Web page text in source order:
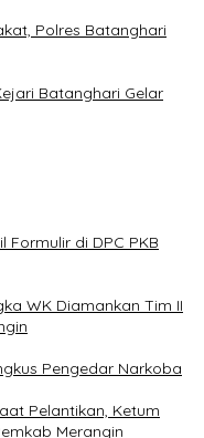
Polres Batanghari
Batanghari Gelar
Formulir di DPC PKB
WK Diamankan Tim II
Pengedar Narkoba
Pelantikan, Ketum
Merangin